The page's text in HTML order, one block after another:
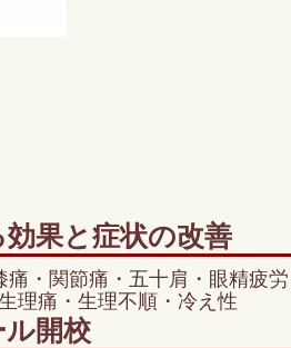
果と症状の改善
痛・関節痛・五十肩・眼精疲
理痛・生理不順・冷え性
開校